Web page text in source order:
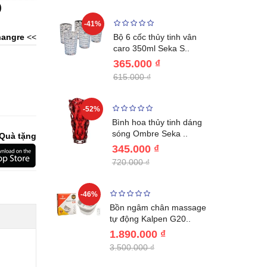
<<
tặng
vùng cổ,
Nhật..
-41%
Bộ 6 cốc thủy tinh vân
caro 350ml Seka S..
365.000 ₫
615.000 ₫
-52%
Bình hoa thủy tinh dáng
sóng Ombre Seka ..
345.000 ₫
720.000 ₫
-46%
Bồn ngâm chân massage
tự động Kalpen G20..
1.890.000 ₫
3.500.000 ₫